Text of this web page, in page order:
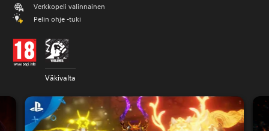
Verkkopeli valinnainen
Pelin ohje -tuki
Väkivalta